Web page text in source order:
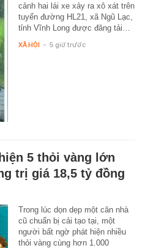
cảnh hai lái xe xảy ra xô xát trên
tuyến đường HL21, xã Ngũ Lạc,
tỉnh Vĩnh Long được đăng tải…
XÃ HỘI - 5 giờ trước
5 thỏi vàng lớn
trị giá 18,5 tỷ đồng
Trong lúc dọn dẹp một căn nhà
cũ chuẩn bị cải tạo tại, một
người bất ngờ phát hiện nhiều
thỏi vàng cùng hơn 1.000